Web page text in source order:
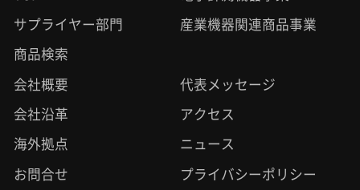
サプライヤー部門 産業機器関連商品事業
商品検索
会社概要 代表メッセージ
会社沿革 アクセス
海外拠点 ニュース
お問合せ プライバシーポリシー